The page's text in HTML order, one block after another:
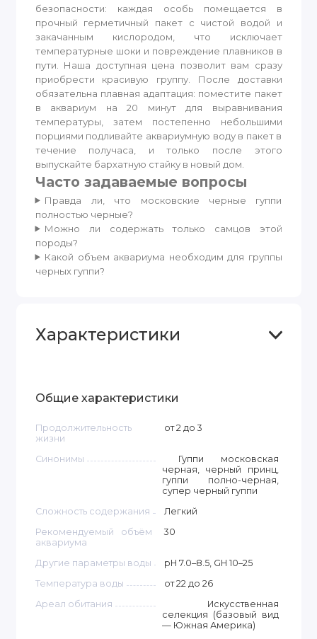
безопасности: каждая особь помещается в
прочный герметичный пакет с чистой водой и
закачанным кислородом, что исключает
температурные шоки и повреждение плавников в
пути. Наша доступная цена позволит вам сразу
приобрести красивую группу. После доставки
обязательна плавная адаптация: поместите пакет
в аквариум на 20 минут для выравнивания
температуры, затем постепенно небольшими
порциями подливайте аквариумную воду в пакет в
течение получаса, и только после этого
выпускайте бархатную стайку в новый дом.
Часто задаваемые вопросы
Правда ли, что московские черные гуппи
полностью черные?
Можно ли содержать только самцов этой
породы?
Какой объем аквариума необходим для группы
черных гуппи?
Характеристики
Общие характеристики
Продолжительность
жизни
от 2 до 3
Синонимы
Гуппи московская
черная, черный принц,
гуппи полно-черная,
супер черный гуппи
Сложность содержания
Легкий
Рекомендуемый объём
аквариума
30
Другие параметры воды
pH 7.0–8.5, GH 10–25
Температура воды
от 22 до 26
Ареал обитания
Искусственная
селекция (базовый вид
— Южная Америка)